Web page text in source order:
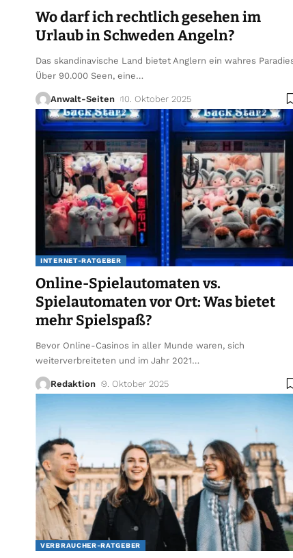
Wo darf ich rechtlich gesehen im
Urlaub in Schweden Angeln?
Das skandinavische Land bietet Anglern ein wahres
Über 90.000 Seen, eine…
Anwalt-Seiten 10. Oktober 2025
INTERNET-RATGEBER
Online-Spielautomaten vs.
Spielautomaten vor Ort: Was bietet
mehr Spielspaß?
Bevor Online-Casinos in aller Munde waren, sich
weiterverbreiteten und im Jahr 2021…
Redaktion 9. Oktober 2025
VERBRAUCHER-RATGEBER